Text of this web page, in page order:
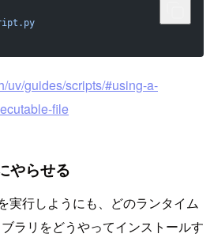
uv/guides/scripts/#using-a-
file
やらせる
実行しようにも、どのランタイム
ラリをどうやってインストールす